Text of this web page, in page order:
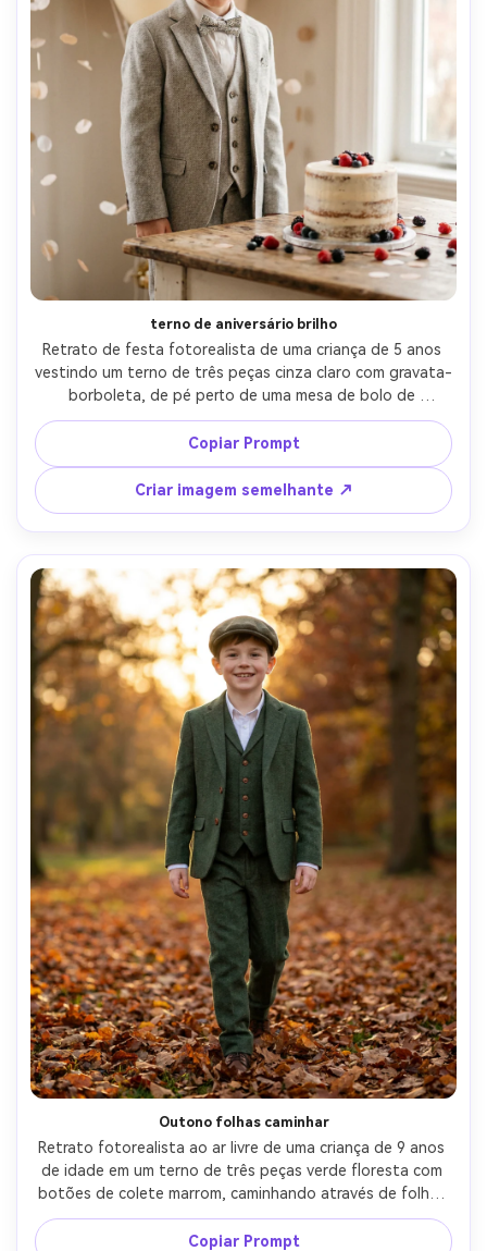
terno de aniversário brilho
Retrato de festa fotorealista de uma criança de 5 anos
vestindo um terno de três peças cinza claro com gravata-
borboleta, de pé perto de uma mesa de bolo de
aniversário com balões neutros e confetes macios,
iluminação interna quente, tirada em Nikon Z6 II, 85mm
f/1.8, moldura de meio corpo, bokeh cremoso, expressão
alegre, textura realista da pele, estilo de fotografia de
evento de alta qualidade-AR 4:5
Copiar Prompt
Criar imagem semelhante ↗
Outono folhas caminhar
Retrato fotorealista ao ar livre de uma criança de 9 anos
de idade em um terno de três peças verde floresta com
botões de colete marrom, caminhando através de folhas
de outono em um parque, retroiluminação dourada suave,
tirada em Canon EOS R5, 70mm f/2, enquadramento de
Copiar Prompt
Crie imagens com
IA sem limites.
100% grátis!
Comece Grátis →